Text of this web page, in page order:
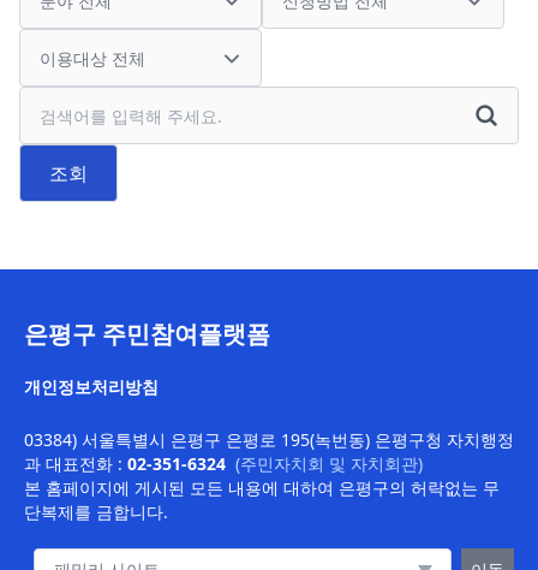
조회
은평구 주민참여플랫폼
개인정보처리방침
03384) 서울특별시 은평구 은평로 195(녹번동) 은평구청 자치행정
과 대표전화 : 02-351-6324 (주민자치회 및 자치회관)
본 홈페이지에 게시된 모든 내용에 대하여 은평구의 허락없는 무
단복제를 금합니다.
패밀리 사이트 이동